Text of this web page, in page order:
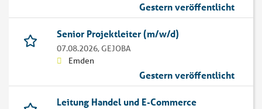
Gestern veröffentlicht
Senior Projektleiter (m/w/d)
07.08.2026, GEJOBA
Emden
Gestern veröffentlicht
Leitung Handel und E-Commerce